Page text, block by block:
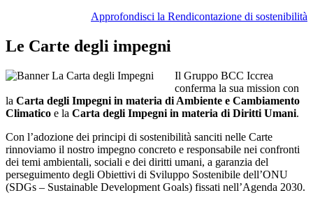
Approfondisci la Rendicontazione di sostenibilità
Le Carte degli impegni
Il Gruppo BCC Iccrea
conferma la sua mission con
la Carta degli Impegni in materia di Ambiente e Cambiamento
Climatico e la Carta degli Impegni in materia di Diritti Umani.
Con l’adozione dei principi di sostenibilità sanciti nelle Carte
rinnoviamo il nostro impegno concreto e responsabile nei confronti
dei temi ambientali, sociali e dei diritti umani, a garanzia del
perseguimento degli Obiettivi di Sviluppo Sostenibile dell’ONU
(SDGs – Sustainable Development Goals) fissati nell’Agenda 2030.